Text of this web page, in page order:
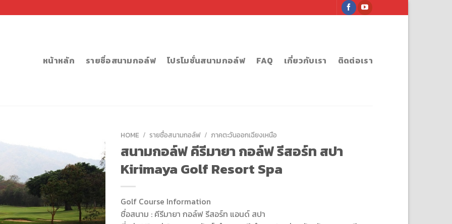
หน้าหลัก รายชื่อสนามกอล์ฟ โปรโมชั่นสนามกอล์ฟ FAQ เกี่ยวกับเรา ติดต่อเรา
HOME / รายชื่อสนามกอล์ฟ / ภาคตะวันออกเฉียงเหนือ
สนามกอล์ฟ คีรีมายา กอล์ฟ รีสอร์ท สปา
Kirimaya Golf Resort Spa
Golf Course Information
ชื่อสนาม : คีรีมายา กอล์ฟ รีสอร์ท แอนด์ สปา